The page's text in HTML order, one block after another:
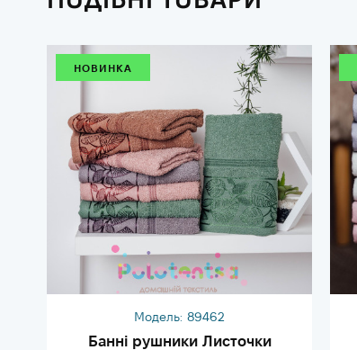
НОВИНКА
Модель: 89462
Банні рушники Листочки